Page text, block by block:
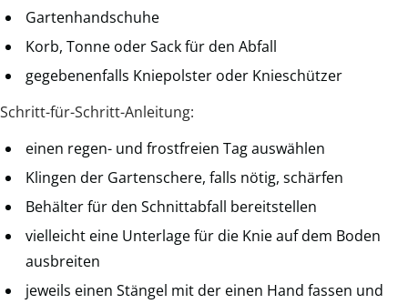
Gartenhandschuhe
Korb, Tonne oder Sack für den Abfall
gegebenenfalls Kniepolster oder Knieschützer
Schritt-für-Schritt-Anleitung:
einen regen- und frostfreien Tag auswählen
Klingen der Gartenschere, falls nötig, schärfen
Behälter für den Schnittabfall bereitstellen
vielleicht eine Unterlage für die Knie auf dem Boden
ausbreiten
jeweils einen Stängel mit der einen Hand fassen und